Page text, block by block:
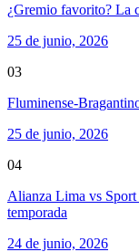
¿Gremio favorito? La
25 de junio, 2026
03
Fluminense-
25 de junio, 2026
04
Alianza Lima vs
temporada
24 de junio, 2026